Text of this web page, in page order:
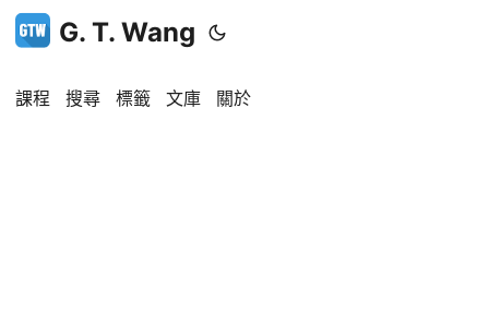
G. T. Wang
課程 搜尋 標籤 文庫 關於